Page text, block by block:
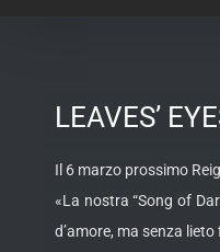
LEAVES’
Il 6 marzo prossimo
«La nostra “Song of
d’amore, ma senza lieto